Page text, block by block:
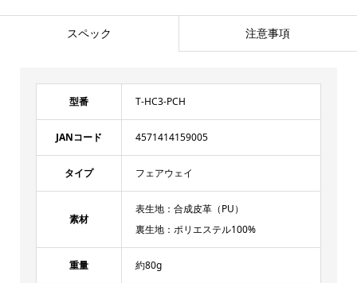
スペック 注意事項
型番 T-HC3-PCH
JANコード 4571414159005
タイプ フェアウェイ
素材
表生地：合成皮革（PU）
裏生地：ポリエステル100%
重量 約80g